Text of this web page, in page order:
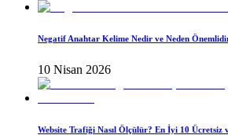
Negatif Anahtar Kelime Nedir ve Neden
10 Nisan 2026
Website Trafiği Nasıl Ölçülür? En İyi 10 Ücretsiz